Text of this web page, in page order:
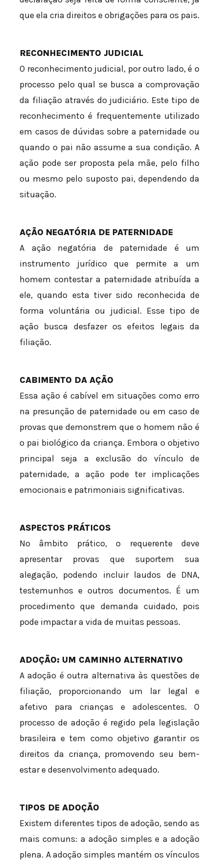
que ela cria direitos e obrigações para os pais.
RECONHECIMENTO JUDICIAL
O reconhecimento judicial, por outro lado, é o
processo pelo qual se busca a comprovação
da filiação através do judiciário. Este tipo de
reconhecimento é frequentemente utilizado
em casos de dúvidas sobre a paternidade ou
quando o pai não assume a sua condição. A
ação pode ser proposta pela mãe, pelo filho
ou mesmo pelo suposto pai, dependendo da
situação.
AÇÃO NEGATÓRIA DE PATERNIDADE
A ação negatória de paternidade é um
instrumento jurídico que permite a um
homem contestar a paternidade atribuída a
ele, quando esta tiver sido reconhecida de
forma voluntária ou judicial. Esse tipo de
ação busca desfazer os efeitos legais da
filiação.
CABIMENTO DA AÇÃO
Essa ação é cabível em situações como erro
na presunção de paternidade ou em caso de
provas que demonstrem que o homem não é
o pai biológico da criança. Embora o objetivo
principal seja a exclusão do vínculo de
paternidade, a ação pode ter implicações
emocionais e patrimoniais significativas.
ASPECTOS PRÁTICOS
No âmbito prático, o requerente deve
apresentar provas que suportem sua
alegação, podendo incluir laudos de DNA,
testemunhos e outros documentos. É um
procedimento que demanda cuidado, pois
pode impactar a vida de muitas pessoas.
ADOÇÃO: UM CAMINHO ALTERNATIVO
A adoção é outra alternativa às questões de
filiação, proporcionando um lar legal e
afetivo para crianças e adolescentes. O
processo de adoção é regido pela legislação
brasileira e tem como objetivo garantir os
direitos da criança, promovendo seu bem-
estar e desenvolvimento adequado.
TIPOS DE ADOÇÃO
Existem diferentes tipos de adoção, sendo as
mais comuns: a adoção simples e a adoção
plena. A adoção simples mantém os vínculos